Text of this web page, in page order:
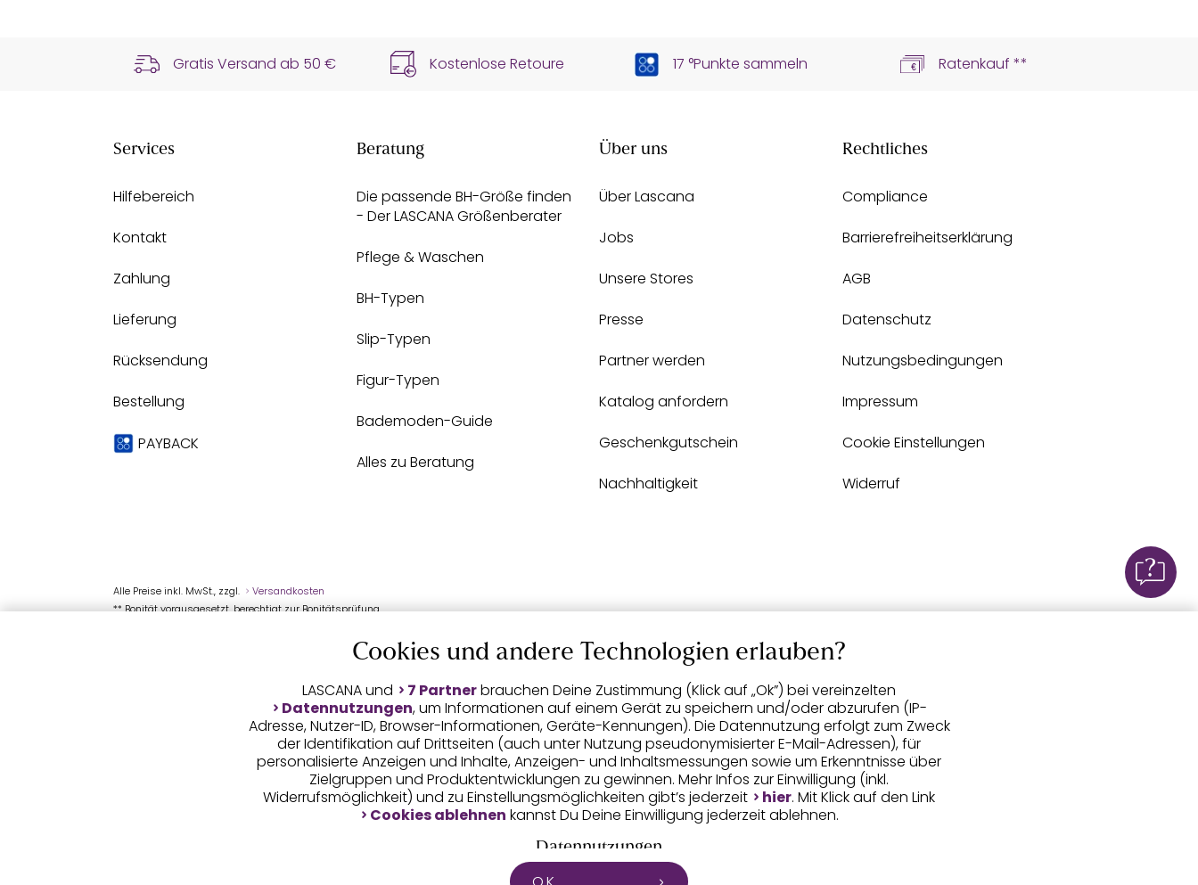
Gratis Versand ab 50 € Kostenlose Retoure 17 °Punkte sammeln Ratenkauf **
Services
Hilfebereich
Kontakt
Zahlung
Lieferung
Rücksendung
Bestellung
PAYBACK
Beratung
Die passende BH-Größe finden
- Der LASCANA Größenberater
Pflege & Waschen
BH-Typen
Slip-Typen
Figur-Typen
Bademoden-Guide
Alles zu Beratung
Über uns
Über Lascana
Jobs
Unsere Stores
Presse
Partner werden
Katalog anfordern
Geschenkgutschein
Nachhaltigkeit
Rechtliches
Compliance
Barrierefreiheitserklärung
AGB
Datenschutz
Nutzungsbedingungen
Impressum
Cookie Einstellungen
Widerruf
Alle Preise inkl. MwSt., zzgl.
Versandkosten
** Bonität vorausgesetzt, berechtigt zur Bonitätsprüfung
Cookies und andere Technologien erlauben?
LASCANA und 7 Partnerbrauchen Deine Zustimmung (Klick auf „Ok”) bei vereinzelten
Datennutzungen, um Informationen auf einem Gerät zu speichern und/oder abzurufen (IP-
Adresse, Nutzer-ID, Browser-Informationen, Geräte-Kennungen). Die Datennutzung erfolgt zum Zweck
der Identifikation auf Drittseiten (auch unter Nutzung pseudonymisierter E-Mail-Adressen), für
personalisierte Anzeigen und Inhalte, Anzeigen- und Inhaltsmessungen sowie um Erkenntnisse über
Zielgruppen und Produktentwicklungen zu gewinnen. Mehr Infos zur Einwilligung (inkl.
Widerrufsmöglichkeit) und zu Einstellungsmöglichkeiten gibt’s jederzeit
hier. Mit Klick auf den Link
Cookies ablehnen kannst Du Deine Einwilligung jederzeit ablehnen.
Datennutzungen